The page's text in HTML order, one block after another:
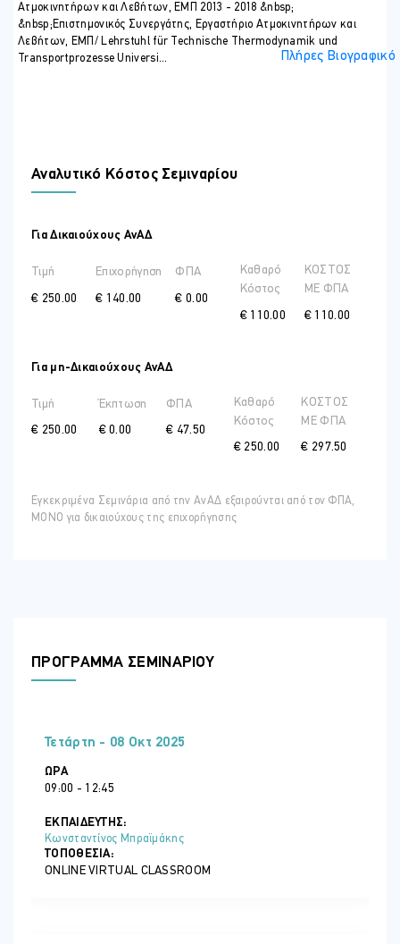
αποθήκευσης ενέργειας.
ΣΕ ΠΟΙΟΥΣ ΑΠΕΥΘΥΝΕΤΑΙ
Το πρόγραμμα κατάρτισης απευθύνεται σε στελέχη επιχειρήσεων,
μηχανολόγους μηχανικούς, ηλεκτρολόγους μηχανικούς, χημικούς
Ατμοκινητήρων και Λεβήτων, ΕΜΠ 2013 - 2018 &nbsp;
&nbsp;Επιστημονικός Συνεργάτης, Εργαστήριο Ατμοκινητήρων και
Λεβήτων, ΕΜΠ/ Lehrstuhl für Technische Thermodynamik und
Transportprozesse Universi...
Πλήρες Βιογραφικό
Αναλυτικό Κόστος Σεμιναρίου
Για Δικαιούχους ΑνΑΔ
Τιμή
€ 250.00
Επιχορήγηση
€ 140.00
ΦΠΑ
€ 0.00
Καθαρό
Κόστος
€ 110.00
ΚΟΣΤΟΣ
ME ΦΠΑ
€ 110.00
Για μη-Δικαιούχους ΑνΑΔ
Τιμή
€ 250.00
Έκπτωση
€ 0.00
ΦΠΑ
€ 47.50
Καθαρό
Κόστος
€ 250.00
ΚΟΣΤΟΣ
ME ΦΠΑ
€ 297.50
Εγκεκριμένα Σεμινάρια από την ΑνΑΔ εξαιρούνται από τον ΦΠΑ,
ΜΟΝΟ για δικαιούχους της επιχορήγησης
ΠΡΟΓΡΑΜΜΑ ΣΕΜΙΝΑΡΙΟΥ
Τετάρτη - 08 Οκτ 2025
ΏΡΑ
09:00 - 12:45
ΕΚΠΑΙΔΕΥΤΗΣ:
Κωνσταντίνος Μπραϊμάκης
ΤΟΠΟΘΕΣΊΑ:
ONLINE VIRTUAL CLASSROOM